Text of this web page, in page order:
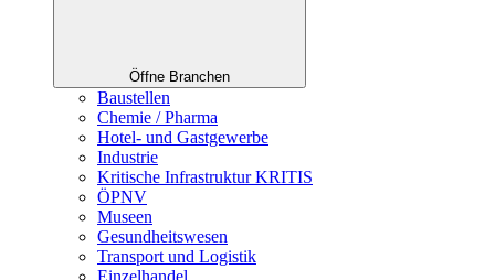
Öffne Branchen
Baustellen
Chemie / Pharma
Hotel- und Gastgewerbe
Industrie
Kritische Infrastruktur KRITIS
ÖPNV
Museen
Gesundheitswesen
Transport und Logistik
Einzelhandel